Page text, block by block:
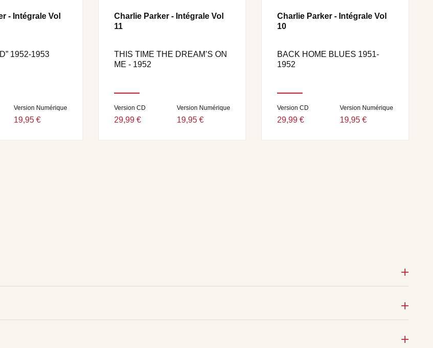
- Intégrale Vol
1952-1953
Version Numérique
19,95 €
Charlie Parker - Intégrale Vol
11
THIS TIME THE DREAM’S ON
ME - 1952
Version CD
29,99 €
Version Numérique
19,95 €
Charlie Parker - Intégrale Vol
10
BACK HOME BLUES 1951-
1952
Version CD
29,99 €
Version Numérique
19,95 €